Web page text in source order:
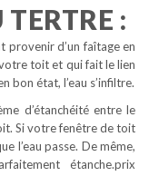
:
provenir d’un faîtage en
toit et qui fait le lien
bon état, l’eau s’infiltre.
d’étanchéité entre le
Si votre fenêtre de toit
l’eau passe. De même,
étanche.prix